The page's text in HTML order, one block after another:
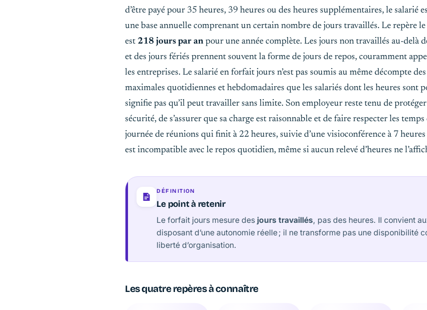
d’être payé pour 35 heures, 39 heures ou des heures supplémentaires, le salarié
une base annuelle comprenant un certain nombre de jours travaillés. Le repère
est 218 jours par an pour une année complète. Les jours non travaillés au-delà
et des jours fériés prennent souvent la forme de jours de repos, couramment
les entreprises. Le salarié en forfait jours n’est pas soumis au même décompte
maximales quotidiennes et hebdomadaires que les salariés dont les heures sont
signifie pas qu’il peut travailler sans limite. Son employeur reste tenu de protéger
sécurité, de s’assurer que sa charge est raisonnable et de faire respecter les
journée de réunions qui finit à 22 heures, suivie d’une visioconférence à 7
est incompatible avec le repos quotidien, même si aucun relevé d’heures ne
DÉFINITION
Le point à retenir
Le forfait jours mesure des jours travaillés, pas des heures. Il convient
disposant d’une autonomie réelle ; il ne transforme pas une disponibilité
liberté d’organisation.
Les quatre repères à connaître